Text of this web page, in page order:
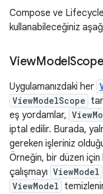
Compose ve Lifecycle
kullanabileceğiniz
ViewModelScope
Uygulamanızdaki her
ViewModelScope
eş yordamlar,
iptal edilir. Burada,
gereken işleriniz
Örneğin, bir düzen için
çalışmayı ViewModel
ViewModel